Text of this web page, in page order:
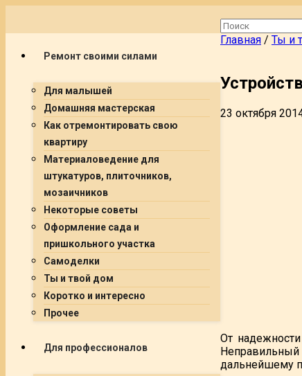
Ремонт своими силами
Для малышей
Домашняя мастерская
Как отремонтировать свою
квартиру
Материаловедение для
штукатуров, плиточников,
мозаичников
Некоторые советы
Оформление сада и
пришкольного участка
Самоделки
Ты и твой дом
Коротко и интересно
Прочее
Для профессионалов
Главная / Ты и
23 октября
От
дальнейшему